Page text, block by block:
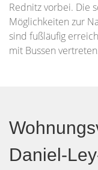
Rednitz vorbei. Die
Möglichkeiten zur
sind fußläufig
mit Bussen
Daniel-